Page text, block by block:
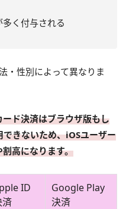
多く付与される
・性別によって異なりま
ド決済はブラウザ版もし
きないため、iOSユーザー
高になります。
ID
済
Google Play
決済